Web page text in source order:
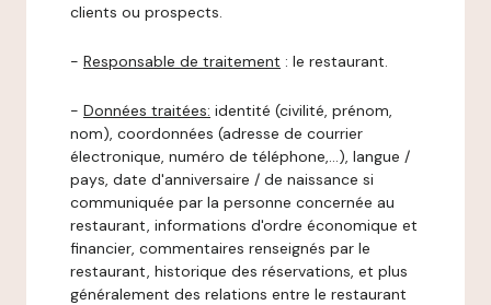
clients ou prospects.
- Responsable de traitement : le restaurant.
- Données traitées: identité (civilité, prénom,
nom), coordonnées (adresse de courrier
électronique, numéro de téléphone,…), langue /
pays, date d'anniversaire / de naissance si
communiquée par la personne concernée au
restaurant, informations d'ordre économique et
financier, commentaires renseignés par le
restaurant, historique des réservations, et plus
généralement des relations entre le restaurant